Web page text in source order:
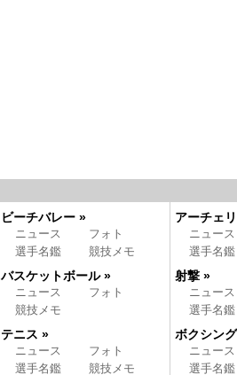
ビーチバレー »
ニュース
フォト
選手名鑑
競技メモ
バスケットボール »
ニュース
フォト
競技メモ
テニス »
ニュース
フォト
選手名鑑
競技メモ
アーチェ
ニュース
選手名鑑
射撃 »
ニュース
選手名鑑
ボクシン
ニュース
選手名鑑